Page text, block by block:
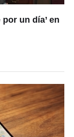
un día’ en